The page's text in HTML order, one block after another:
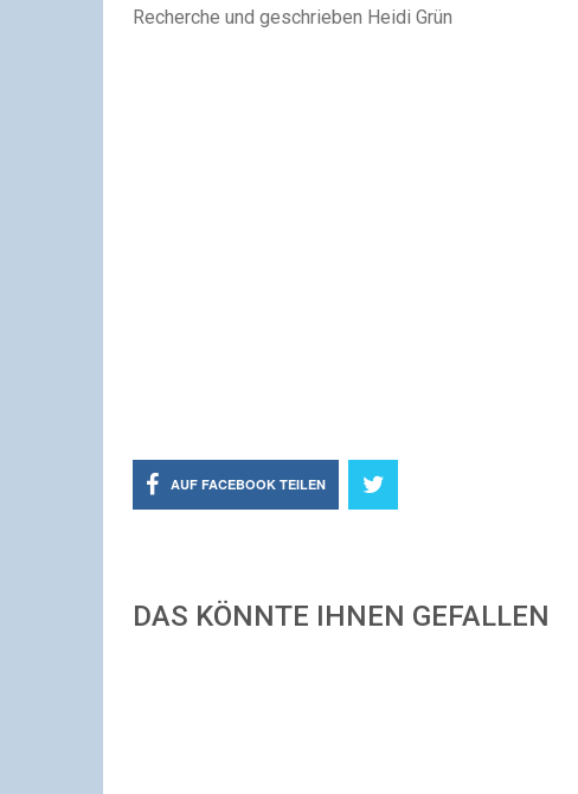
Recherche und geschrieben Heidi Grün
AUF FACEBOOK TEILEN
DAS KÖNNTE IHNEN GEFALLEN